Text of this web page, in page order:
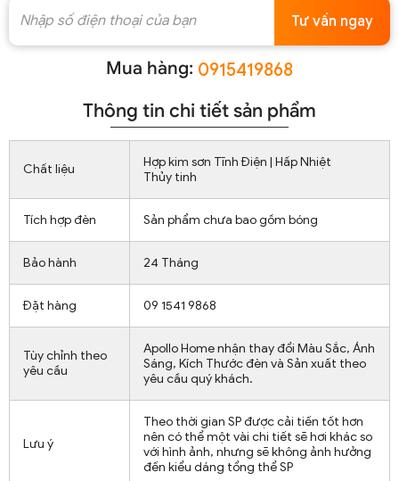
Tư vấn ngay
Mua hàng: 0915419868
Thông tin chi tiết sản phẩm
Chất liệu
Hợp kim sơn Tĩnh Điện | Hấp Nhiệt
Thủy tinh
Tích hợp đèn Sản phẩm chưa bao gồm bóng
Bảo hành 24 Tháng
Đặt hàng 09 1541 9868
Tùy chỉnh theo
yêu cầu
Apollo Home nhận thay đổi Màu Sắc, Ánh
Sáng, Kích Thước đèn và Sản xuất theo
yêu cầu quý khách.
Lưu ý
Theo thời gian SP được cải tiến tốt hơn
nên có thể một vài chi tiết sẽ hơi khác so
với hình ảnh, nhưng sẽ không ảnh hưởng
đến kiểu dáng tổng thể SP